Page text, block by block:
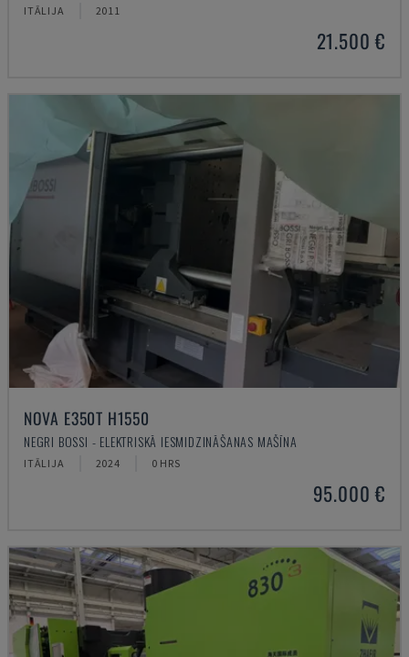
ITĀLIJA 2011
21.500 €
NOVA E350T H1550
NEGRI BOSSI - ELEKTRISKĀ IESMIDZINĀŠANAS MAŠĪNA
ITĀLIJA 2024 0 HRS
95.000 €